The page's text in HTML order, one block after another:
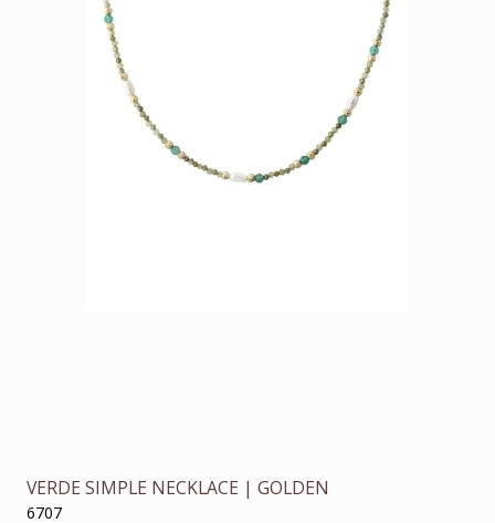
VERDE SIMPLE NECKLACE | GOLDEN
6707